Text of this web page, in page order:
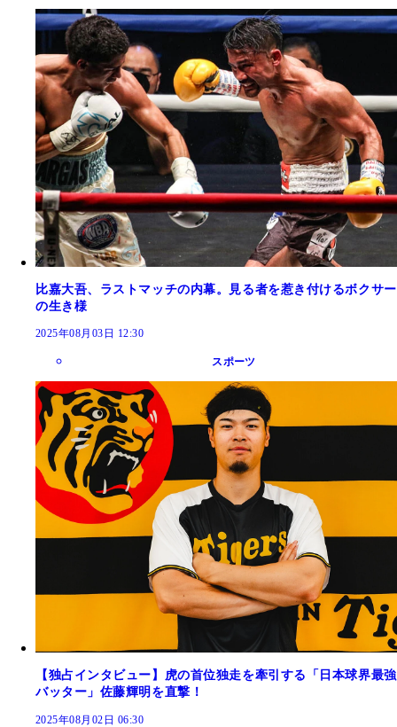
比嘉大吾、ラストマッチの内幕。見る者を惹き付けるボクサー
の生き様
2025年08月03日 12:30
スポーツ
【独占インタビュー】虎の首位独走を牽引する「日本球界最強
バッター」佐藤輝明を直撃！
2025年08月02日 06:30